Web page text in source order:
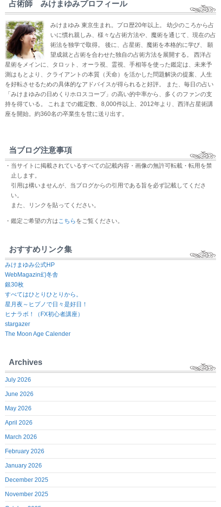
占術師 みけまゆみプロフィール
みけまゆみ 東京生まれ。プロ歴20年以上。 幼少のころから占
いに慣れ親しみ、様々な占術方法や、魔術を通じて、現在の占
術法を独学で取得。 後に、占星術、魔術を本格的に学び、 願
望成就と占術を合わせた独自の占術方法を展開する。 西洋占
星術をメインに、タロット、オーラ視、霊視、手相等を使った鑑定は、未来予
測はもとより、クライアントの本質（天命）を活かした問題解決の提案、人生
を好転させるための具体的なアドバイスが得られると好評。 また、毎日の占い
「みけまゆみの日めくりホロスコープ」の高い的中率から、多くのファンの支
持を得ている。 これまでの鑑定数、8,000件以上、2012年より、西洋占星術講
座を開始。約360名の卒業生を世に送り出す。
当ブログ注意事項
・当サイトに掲載されているすべての記載内容・画像の無許可転載・転用を禁
止します。
引用は構いませんが、当ブログからの引用である旨を必ず記載してくださ
い。
また、リンクを貼ってください。
・鑑定ご希望の方はこちら をご覧ください。
おすすめリンク集
みけまゆみ公式HP
WebMagazin幻冬舎
銀30枚
すべてはひとりひとりから。
星月夜～ヒプノで日々是好日！
ヒナラボ！（FX初心者講座）
stargazer
The Moon Age Calender
Archives
July 2026
June 2026
May 2026
April 2026
March 2026
February 2026
January 2026
December 2025
November 2025